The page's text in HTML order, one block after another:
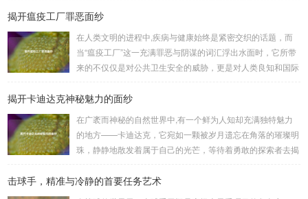
大陆的那一刻起，便肩负着守护的重任，他们身躯魁梧，手持
来自各方的邪恶势力，最初，他们凭借着基础的技能和坚定的
意志，在一次次战斗中积累着经验，不断成长，无论是在阴森
恐怖的地下墓穴，还是在战火纷飞的前线战场，守...
揭开瘟疫工厂罪恶面纱
在人类文明的进程中,疾病与健康始终是紧密交织的话题，而
当“瘟疫工厂”这一充满罪恶与阴谋的词汇浮出水面时，它所带
来的不仅仅是对公共卫生安全的威胁，更是对人类良知和国际
是一些别有用心的势力为了实现其不可告人的目的，秘密设立
科学研究的外衣，实则干着违背人道、危害全球的勾当。 从
历史上看,生物武器的使用曾经给人类带来过惨痛的教训，在
战争时期，某些国家就曾利用细菌、病毒...
揭开卡迪达克神秘魅力的面纱
在广袤而神秘的自然世界中,有一个鲜为人知却充满独特魅力
的地方——卡迪达克，它宛如一颗被岁月遗忘在角落的璀璨明
珠，静静地散发着属于自己的光芒，等待着勇敢的探索者去揭
复杂多样的地形地貌，高耸入云的山脉连绵起伏，像是大自然
击球手，精准与冷静的首要任务艺术